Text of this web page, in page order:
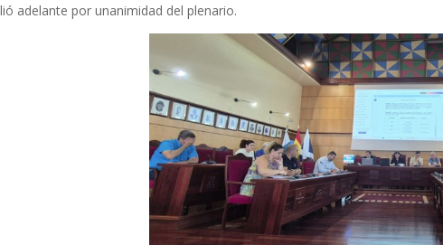
adelante por unanimidad del plenario.